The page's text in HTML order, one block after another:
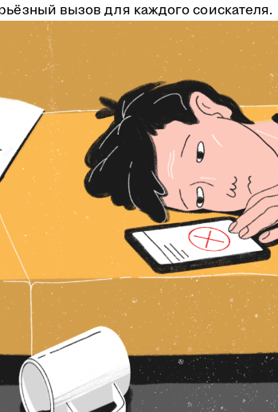
вызов для каждого соискателя.